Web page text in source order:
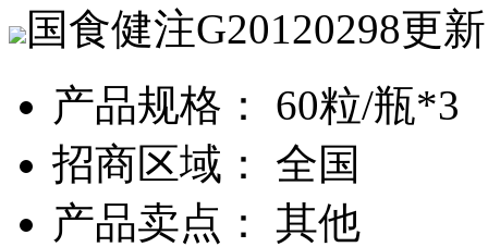
国食健注G20120298更
产品规格： 60粒/瓶*3
招商区域： 全国
产品卖点： 其他